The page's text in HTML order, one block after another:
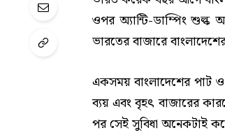
ওপর অ্যান্টি-ডাম্পিং
ভারতের বাজারে
একসময় বাংলাদেশের পাট
ব্যয় এবং বৃহৎ বাজারের
পর সেই সুবিধা অনেকটাই